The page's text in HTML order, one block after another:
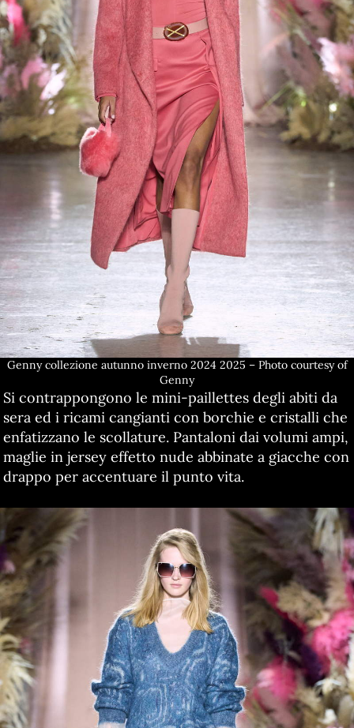
Genny collezione autunno inverno 2024 2025 – Photo courtesy of
Genny
Si contrappongono le mini-paillettes degli abiti da
sera ed i ricami cangianti con borchie e cristalli che
enfatizzano le scollature. Pantaloni dai volumi ampi,
maglie in jersey effetto nude abbinate a giacche con
drappo per accentuare il punto vita.